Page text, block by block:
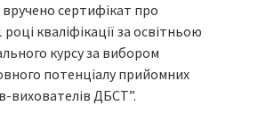
сертифікат про
кваліфікації за освітньою
курсу за вибором
потенціалу прийомних
вихователів ДБСТ”.